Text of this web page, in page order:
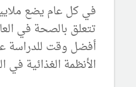
في كل عام يضع
تتعلق بالصحة في
أفضل وقت للدراسة
الأنظمة الغذائية في